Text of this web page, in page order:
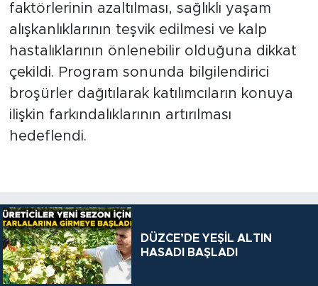
faktörlerinin azaltılması, sağlıklı yaşam
alışkanlıklarının teşvik edilmesi ve kalp
hastalıklarının önlenebilir olduğuna dikkat
çekildi. Program sonunda bilgilendirici
broşürler dağıtılarak katılımcıların konuya
ilişkin farkındalıklarının artırılması
hedeflendi.
DÜZCE’DE YEŞİL ALTIN
HASADI BAŞLADI